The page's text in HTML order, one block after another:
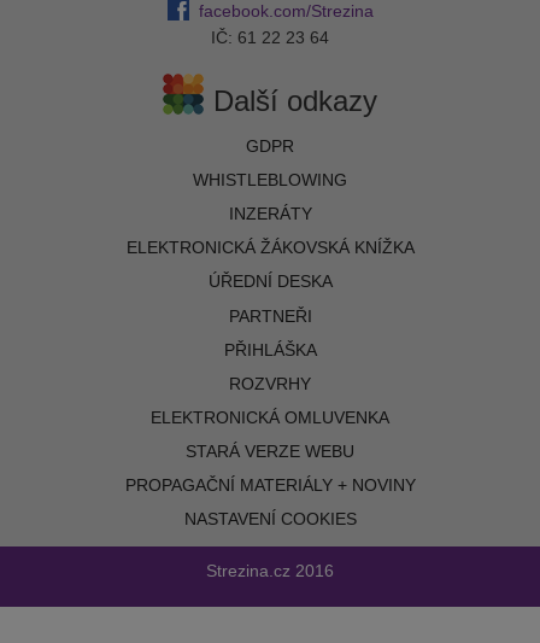
facebook.com/Strezina
IČ: 61 22 23 64
Další odkazy
GDPR
WHISTLEBLOWING
INZERÁTY
ELEKTRONICKÁ ŽÁKOVSKÁ KNÍŽKA
ÚŘEDNÍ DESKA
PARTNEŘI
PŘIHLÁŠKA
ROZVRHY
ELEKTRONICKÁ OMLUVENKA
STARÁ VERZE WEBU
PROPAGAČNÍ MATERIÁLY + NOVINY
NASTAVENÍ COOKIES
Strezina.cz 2016